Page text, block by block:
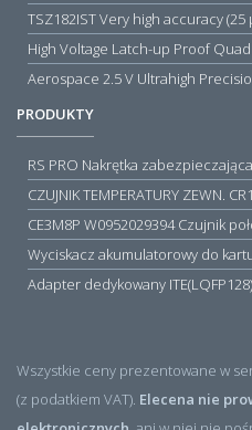
High Voltage Latch-up Proof
Aerospace 2.5 V Ultrahigh
PRODUKTY
CZUJNIK TEMPERATURY ZEWN.
Wyciskacz akumulatorowy do
Wszystkie ceny prezentowane w
(z podatkiem VAT). Elecena nie